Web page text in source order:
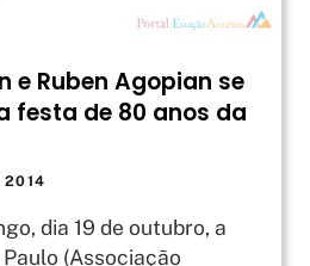
e Ruben Agopian se
festa de 80 anos da
2014
dia 19 de outubro, a
(Associação